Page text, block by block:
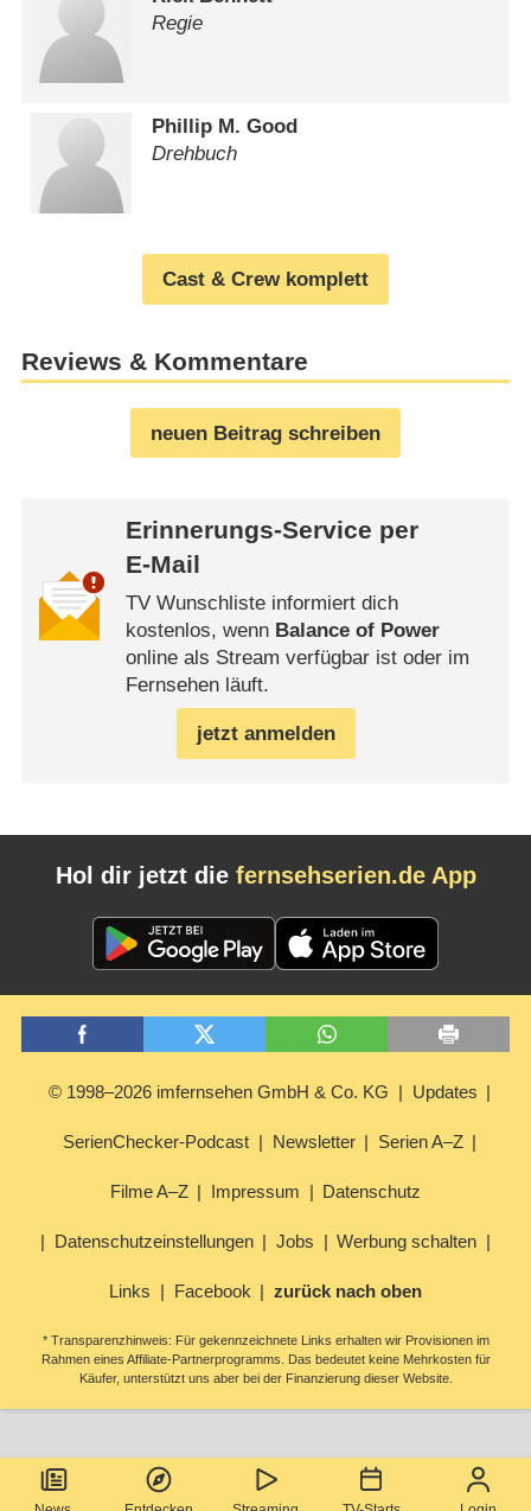
Regie
Phillip M. Good
Drehbuch
Cast & Crew komplett
Reviews & Kommentare
neuen Beitrag schreiben
Erinnerungs-Service per
E-Mail
TV Wunschliste informiert dich
kostenlos, wenn Balance of Power
online als Stream verfügbar ist oder im
Fernsehen läuft.
jetzt anmelden
Hol dir jetzt die fernsehserien.de App
© 1998–2026 imfernsehen GmbH & Co. KG Updates
SerienChecker-Podcast Newsletter Serien A–Z
Filme A–Z Impressum Datenschutz
Datenschutzeinstellungen Jobs Werbung schalten
Links Facebook zurück nach oben
* Transparenzhinweis: Für gekennzeichnete Links erhalten wir Provisionen im
Rahmen eines Affiliate-Partnerprogramms. Das bedeutet keine Mehrkosten für
Käufer, unterstützt uns aber bei der Finanzierung dieser Website.